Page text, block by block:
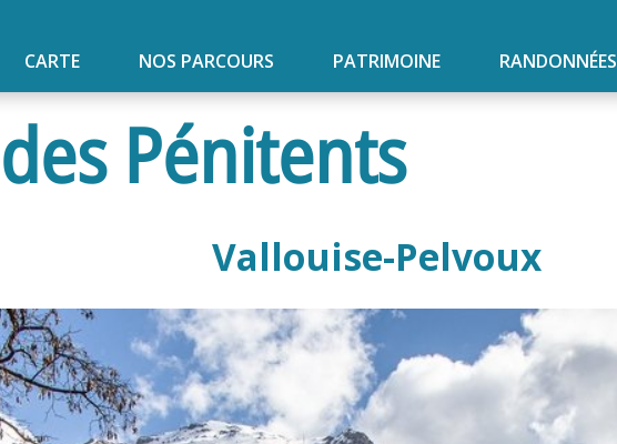
CARTE NOS PARCOURS PATRIMOINE RANDONNÉES
Pénitents
Vallouise-Pelvoux